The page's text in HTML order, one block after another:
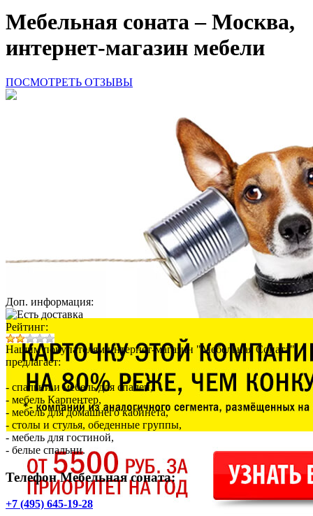
Мебельная соната – Москва,
интернет-магазин мебели
ПОСМОТРЕТЬ ОТЗЫВЫ
Доп. информация:
Рейтинг:
Нашим покупателям интернет-магазин "Мебельная Соната"
предлагает:
- спальни и мебель для спален,
- мебель Карпентер,
- мебель для домашнего кабинета,
- столы и стулья, обеденные группы,
- мебель для гостиной,
- белые спальни.
Телефон Мебельная соната:
+7 (495) 645-19-28